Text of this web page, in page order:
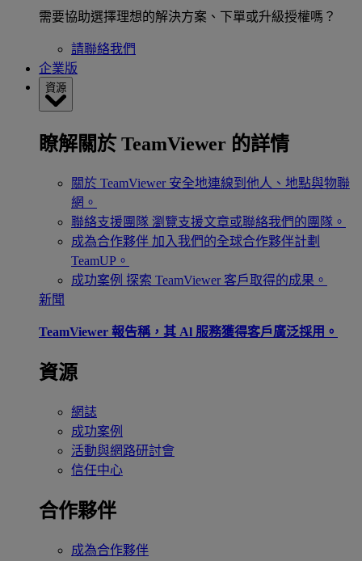
需要協助選擇理想的解決方案、下單或升級授權嗎？
請聯絡我們
企業版
資源
瞭解關於 TeamViewer 的詳情
關於 TeamViewer 安全地連線到他人、地點與物聯
網。
聯絡支援團隊 瀏覽支援文章或聯絡我們的團隊。
成為合作夥伴 加入我們的全球合作夥伴計劃
TeamUP。
成功案例 探索 TeamViewer 客戶取得的成果。
新聞
TeamViewer 報告稱，其 Al 服務獲得客戶廣泛採用。
資源
網誌
成功案例
活動與網路研討會
信任中心
合作夥伴
成為合作夥伴